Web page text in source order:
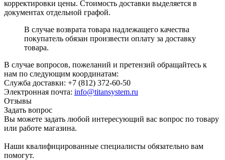
корректировки цены. Стоимость доставки выделяется в
документах отдельной графой.
В случае возврата товара надлежащего качества
покупатель обязан произвести оплату за доставку
товара.
В случае вопросов, пожеланий и претензий обращайтесь к
нам по следующим координатам:
Служба доставки: +7 (812) 372-60-50
Электронная почта: info@titansystem.ru
Отзывы
Задать вопрос
Вы можете задать любой интересующий вас вопрос по товару
или работе магазина.
Наши квалифицированные специалисты обязательно вам
помогут.